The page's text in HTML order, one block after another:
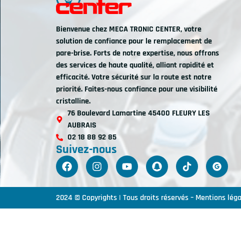
Bienvenue chez MECA TRONIC CENTER, votre
solution de confiance pour le remplacement de
pare-brise. Forts de notre expertise, nous offrons
des services de haute qualité, alliant rapidité et
efficacité. Votre sécurité sur la route est notre
priorité. Faites-nous confiance pour une visibilité
cristalline.
76 Boulevard Lamartine 45400 FLEURY LES
AUBRAIS
02 18 88 92 85
Suivez-nous
2024 © Copyrights | Tous droits réservés – Mentions